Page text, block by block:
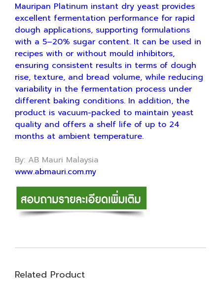
Mauripan Platinum instant dry yeast provides
excellent fermentation performance for rapid
dough applications, supporting formulations
with a 5–20% sugar content. It can be used in
recipes with or without mould inhibitors,
ensuring consistent results in terms of dough
rise, texture, and bread volume, while reducing
variability in the fermentation process under
different baking conditions. In addition, the
product is vacuum-packed to maintain yeast
quality and offers a shelf life of up to 24
months at ambient temperature.
By: AB Mauri Malaysia
www.abmauri.com.my
Related Product